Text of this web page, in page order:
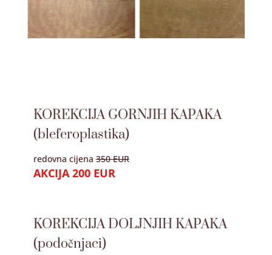
KOREKCIJA GORNJIH KAPAKA
(bleferoplastika)
redovna cijena350 EUR
AKCIJA 200 EUR
KOREKCIJA DOLJNJIH KAPAKA
(podočnjaci)